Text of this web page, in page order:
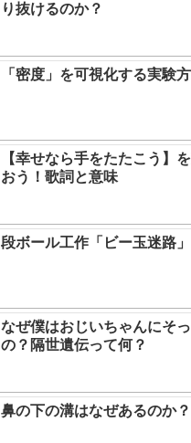
り抜けるのか？
「密度」を可視化する実験
【幸せなら手をたたこう】
おう！歌詞と意味
段ボール工作「ビー玉迷路
なぜ僕はおじいちゃんにそ
の？隔世遺伝って何？
鼻の下の溝はなぜあるのか？